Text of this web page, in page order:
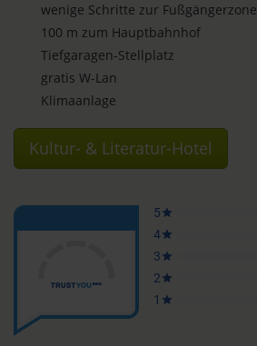
wenige Schritte zur Fußgängerzone
100 m zum Hauptbahnhof
Tiefgaragen-Stellplatz
gratis W-Lan
Klimaanlage
Kultur- & Literatur-Hotel